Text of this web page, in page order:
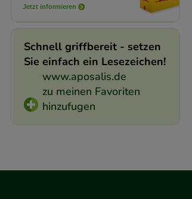
Jetzt informieren
Schnell griffbereit - setzen
Sie einfach ein Lesezeichen!
www.aposalis.de
zu meinen Favoriten
hinzufugen